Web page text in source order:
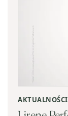
AKTUALNOŚCI